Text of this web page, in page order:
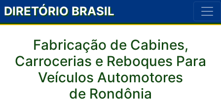
DIRETÓRIO BRASIL
Fabricação de Cabines,
Carrocerias e Reboques Para
Veículos Automotores
de Rondônia